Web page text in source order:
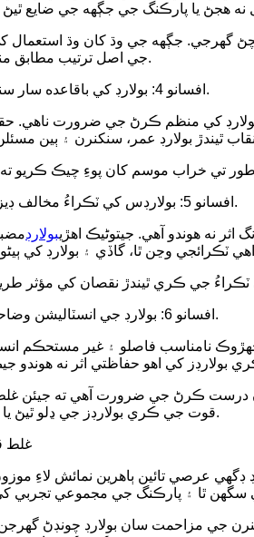
جڳهه جي وڌ کان وڌ استعمال کي
جي اصل ترتيب مطابق منصوبابندي ڪرڻ بهتر آهي.
4. افسانو 4: بولارڊ کي باقاعده سار سنڀال جي ضرورت ناهي.
بولارڊ کي منظم ڪرڻ جي ضرورت
5. افسانو 5: بولارڊس کي ٽڪراءُ مخالف ڊيزائن جي ضرورت ناهي.
نه هوندو آهي. جيتوڻيڪ اهڙيبولارڊ
6. افسانو 6: بولارڊ جي انسٽاليشن وضاحتن کي پورو نٿي ڪري.
نامناسب فاصلو ۽ غير مستحڪم
درست ڪرڻ جي ضرورت آهي ته جيئن
قوت جي ڪري بولارڊز جي ڍلو ٿيڻ يا جھڪڻ کان بچي سگهجي.
7.
عرصي تائين ٻاهرين نمائش لاءِ موزون
مزاحمت سان بولارڊ چونڊڻ گهرجن،